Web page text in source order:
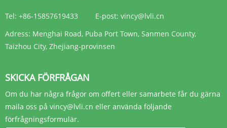
Tel: +86-15857619433 E-post: vincy@lvli.cn
Adress: Menghai Road, Puba Port Town, Sanmen County,
Taizhou City, Zhejiang-provinsen
SKICKA FÖRFRÅGAN
Om du har några frågor om offert eller samarbete får du gärna
maila oss på vincy@lvli.cn eller använda följande
förfrågningsformulär.